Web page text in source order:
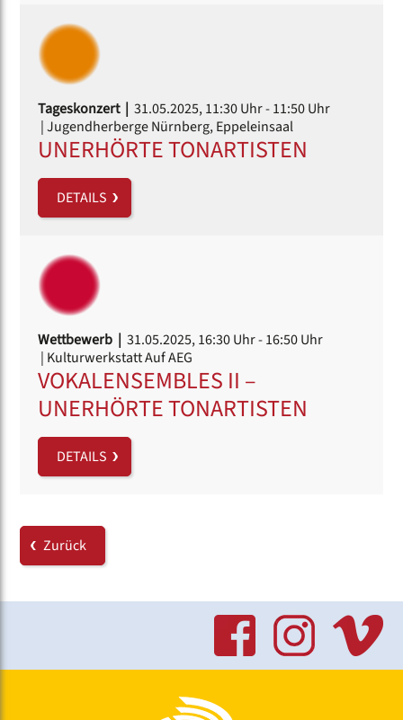
Tageskonzert | 31.05.2025, 11:30 Uhr- 11:50 Uhr
| Jugendherberge Nürnberg, Eppeleinsaal
UNERHÖRTE TONARTISTEN
DETAILS
Wettbewerb | 31.05.2025, 16:30 Uhr- 16:50 Uhr
| Kulturwerkstatt Auf AEG
VOKALENSEMBLES II –
UNERHÖRTE TONARTISTEN
DETAILS
Zurück